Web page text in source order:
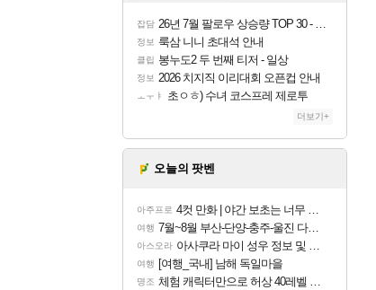
잡담 26년 7월 팔로우 상승량 TOP 30 - 월간 치지직
정보 룩삼 니니 초대석 안내
클립 봉누도2 두 번째 티저 - 일상
정보 2026 치지직 이리대회 오픈컵 안내
ㅗㅜㅑ 초ㅇㅎ) 수녀 코스프레 제로투
더보기+
오늘의 팟벤
아주프로 4컷 만화 | 야간 보초는 너무 힘들어
여행 7월~8월 부산-단양-충주-울진 다녀왔어요~
아스오라 아사쿠라 마이 성우 정보 및 주요 필모
여행 [여행_국내] 남해 독일마을
명조 체험 캐릭터만으로 허상 40레벨 하이와티아 5분 컷!｜에이메스·린네·모니에 명함